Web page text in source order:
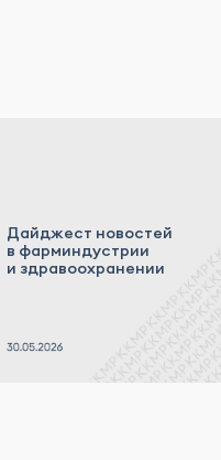
Дайджест новостей
в фарминдустрии
и здравоохранении